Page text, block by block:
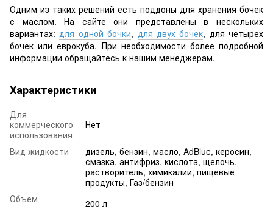
Одним из таких решений есть поддоны для хранения бочек
с маслом. На сайте они представлены в нескольких
вариантах:для одной бочки, для двух бочек, для четырех
бочек или еврокуба. При необходимости более подробной
информации обращайтесь к нашим менеджерам.
Характеристики
Для
коммерческого
использования
Нет
Вид жидкости
дизель, бензин, масло, AdBlue, керосин,
смазка, антифриз, кислота, щелочь,
растворитель, химикалии, пищевые
продукты, Газ/бензин
Объем
200 л